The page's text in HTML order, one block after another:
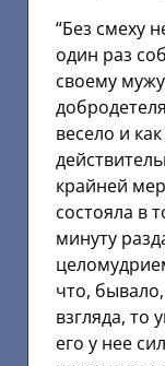
“Без смеху
один раз
своему
весело и
крайней
состояла в
минуту
что,
взгляда, то
его у нее